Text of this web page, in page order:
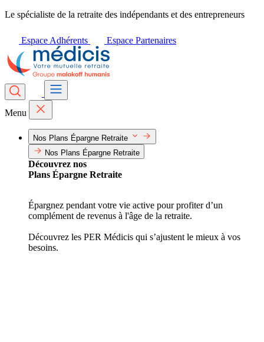
Le spécialiste de la retraite des indépendants et des entrepreneurs
Espace Adhérents Espace Partenaires
Menu
Nos Plans Épargne Retraite
Nos Plans Épargne Retraite
Découvrez nos
Plans Épargne Retraite
Épargnez pendant votre vie active pour profiter d’un
complément de revenus à l'âge de la retraite.
Découvrez les PER Médicis qui s’ajustent le mieux à vos
besoins.